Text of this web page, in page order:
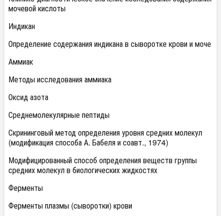
мочевой кислоты
Индикан
Определение содержания индикана в сыворотке крови и моче
Аммиак
Методы исследования аммиака
Оксид азота
Среднемолекулярные пептиды
Скрининговый метод определения уровня средних молекул
(модификация способа А. Бабеля и соавт., 1974)
Модифицированный способ определения веществ группы
средних молекул в биологических жидкостях
Ферменты
Ферменты плазмы (сыворотки) крови